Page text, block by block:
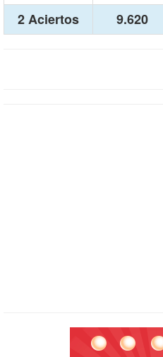
2 Aciertos
9.620